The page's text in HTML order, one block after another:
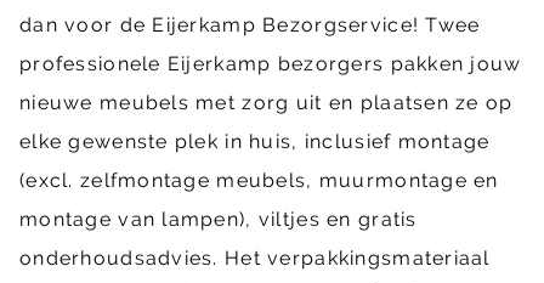
dan voor de Eijerkamp Bezorgservice! Twee
professionele Eijerkamp bezorgers pakken jouw
nieuwe meubels met zorg uit en plaatsen ze op
elke gewenste plek in huis, inclusief montage
(excl. zelfmontage meubels, muurmontage en
montage van lampen), viltjes en gratis
onderhoudsadvies. Het verpakkingsmateriaal